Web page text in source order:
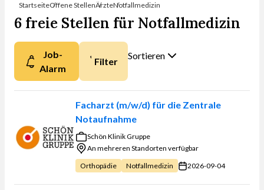
StartseiteOffene StellenÄrzteNotfallmedizin
6 freie Stellen für Notfallmedizin
Job-
Alarm
Filter Sortieren
Sie sortieren?
Facharzt (m/w/d) für die Zentrale
Notaufnahme
Schön Klinik Gruppe
An mehreren Standorten verfügbar
Orthopädie
Notfallmedizin 2026-09-04